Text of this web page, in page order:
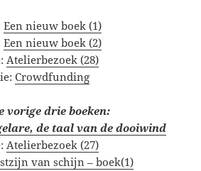
Een nieuw boek (1)
Een nieuw boek (2)
Atelierbezoek (28)
Crowdfunding
vorige drie boeken:
de taal van de dooiwind
Atelierbezoek (27)
van schijn – boek(1)